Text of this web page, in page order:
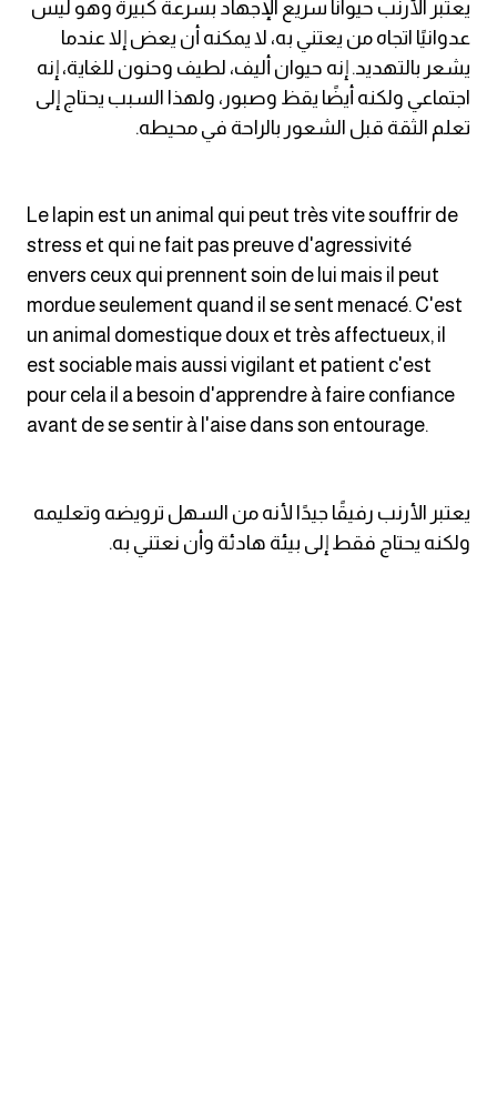
am
الابراج بالانجليزي
اسماء الكواكب بالانجليزي
كلمات بحرف b
كلمات بحرف c
كلمات بحرف d
كلمات بحرف e
كلمات بحرف g
يعتبر الأرنب حيوانًا سريع الإجهاد بسرعة كبيرة وهو ليس
عدوانيًا اتجاه من يعتني به، لا يمكنه أن يعض إلا عندما
يشعر بالتهديد. إنه حيوان أليف، لطيف وحنون للغاية، إنه
اجتماعي ولكنه أيضًا يقظ وصبور، ولهذا السبب يحتاج إلى
تعلم الثقة قبل الشعور بالراحة في محيطه.
Le lapin est un animal qui peut très vite souffrir de
stress et qui ne fait pas preuve d'agressivité
envers ceux qui prennent soin de lui mais il peut
mordue seulement quand il se sent menacé. C'est
un animal domestique doux et très affectueux, il
est sociable mais aussi vigilant et patient c'est
pour cela il a besoin d'apprendre à faire confiance
avant de se sentir à l'aise dans son entourage.
يعتبر الأرنب رفيقًا جيدًا لأنه من السهل ترويضه وتعليمه
ولكنه يحتاج فقط إلى بيئة هادئة وأن نعتني به.